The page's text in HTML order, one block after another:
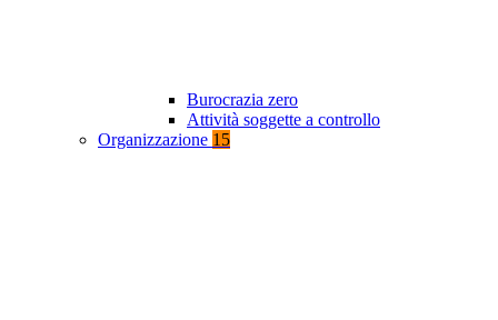
Burocrazia zero
Attività soggette a controllo
Organizzazione 15